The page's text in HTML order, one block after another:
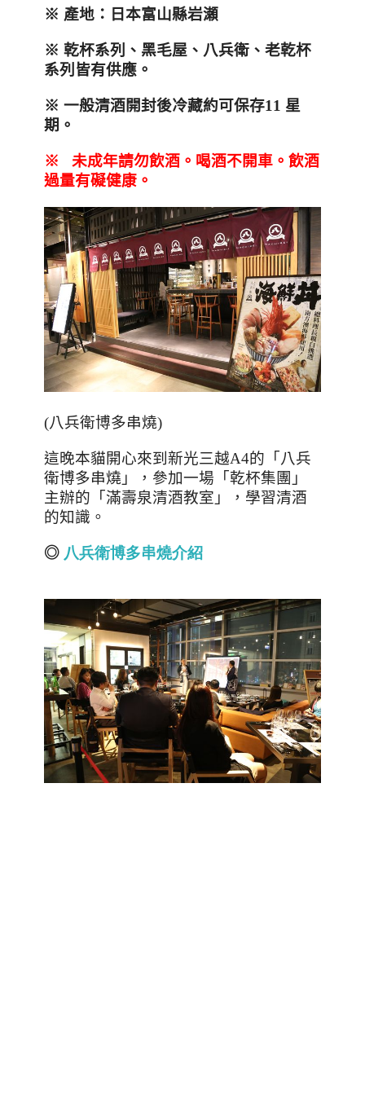
※ 產地：日本富山縣岩瀬
※ 乾杯系列、黑毛屋、八兵衛、老乾杯
系列皆有供應。
※ 一般清酒開封後冷藏約可保存11 星
期。
※
未成年請勿飲酒。喝酒不開車。飲酒
過量有礙健康。
(八兵衛博多串燒)
這晚本貓開心來到新光三越A4的「八兵
衛博多串燒」，參加一場「乾杯集團」
主辦的「滿壽泉清酒教室」，學習清酒
的知識。
◎ 八兵衛博多串燒介紹